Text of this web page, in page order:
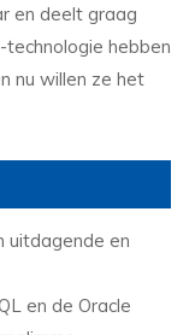
en deelt graag
technologie hebben
nu willen ze het
uitdagende en
en de Oracle